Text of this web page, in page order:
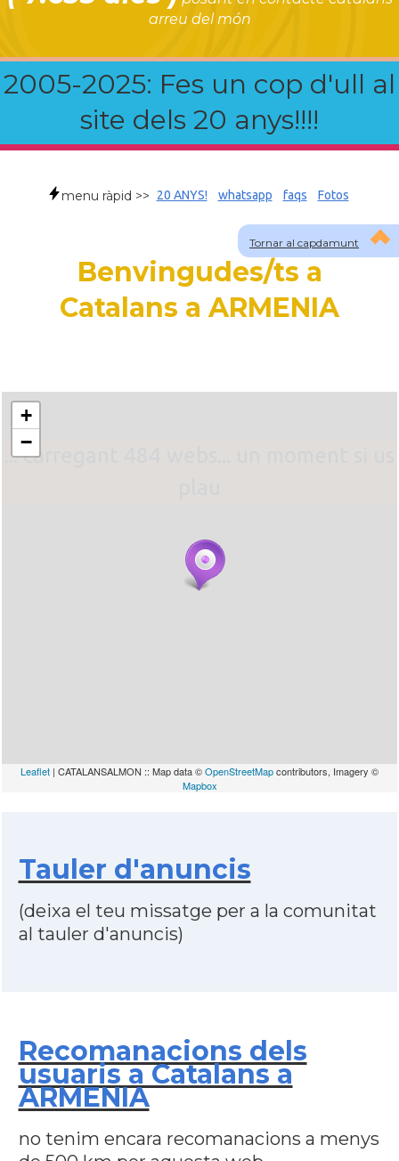
arreu del món
2005-2025: Fes un cop d'ull al
site dels 20 anys!!!!
Tornar al capdamunt
menu ràpid >> 20 ANYS! whatsapp faqs Fotos
Benvingudes/ts a
Catalans a ARMENIA
... carregant 484 webs... un moment si us
+
−
Leaflet | CATALANSALMON :: Map data ©OpenStreetMapcontributors, Imagery ©
Mapbox
Tauler d'anuncis
(deixa el teu missatge per a la comunitat
al tauler d'anuncis)
Recomanacions dels
usuaris a Catalans a
ARMENIA
no tenim encara recomanacions a menys